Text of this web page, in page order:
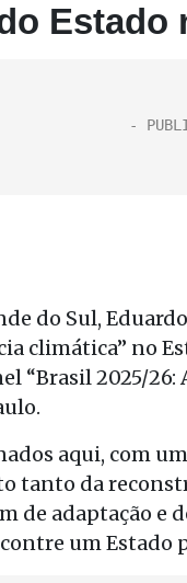
Estado
do Sul,
climática” no
“Brasil 2025/
aqui, com
tanto da
de adaptação e
um Estado